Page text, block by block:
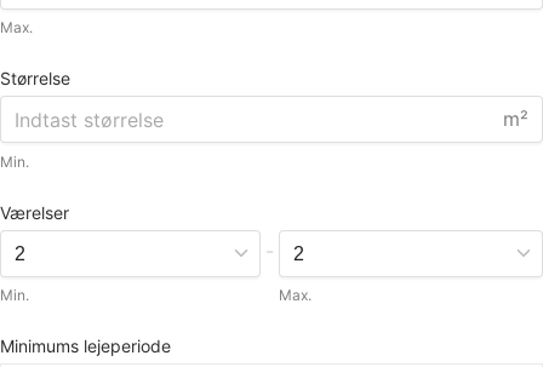
Max.
Størrelse
m²
Min.
Værelser
Min.
-
Max.
Minimums lejeperiode